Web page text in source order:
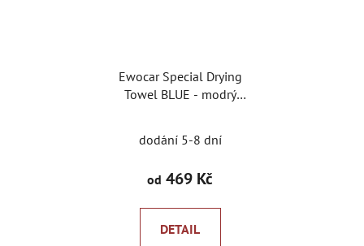
Ewocar Special Drying
Towel BLUE - modrý
dodání 5-8 dní
od 469 Kč
DETAIL